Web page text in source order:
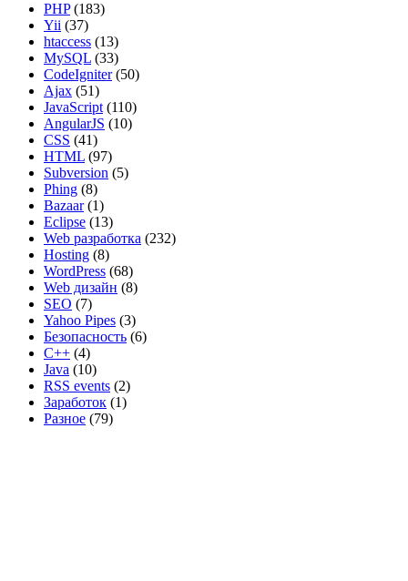
PHP(183)
Yii (37)
htaccess (13)
MySQL (33)
CodeIgniter(50)
Ajax (51)
JavaScript (110)
AngularJS (10)
CSS (41)
HTML (97)
Subversion (5)
Phing (8)
Bazaar(1)
Eclipse (13)
Web разработка (232)
Hosting (8)
WordPress (68)
Web дизайн (8)
SEO (7)
Yahoo Pipes (3)
Безопасность (6)
C++ (4)
Java (10)
RSS events (2)
Заработок (1)
Разное (79)